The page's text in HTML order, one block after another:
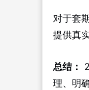
对于套
提供真
总结：
理、明